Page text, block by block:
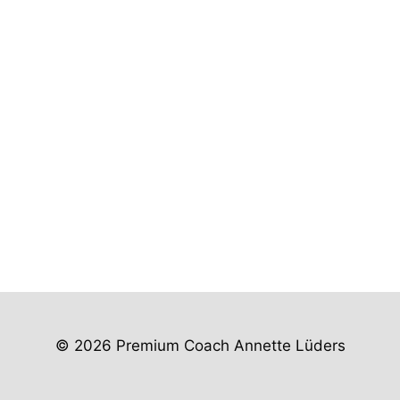
© 2026 Premium Coach Annette Lüders